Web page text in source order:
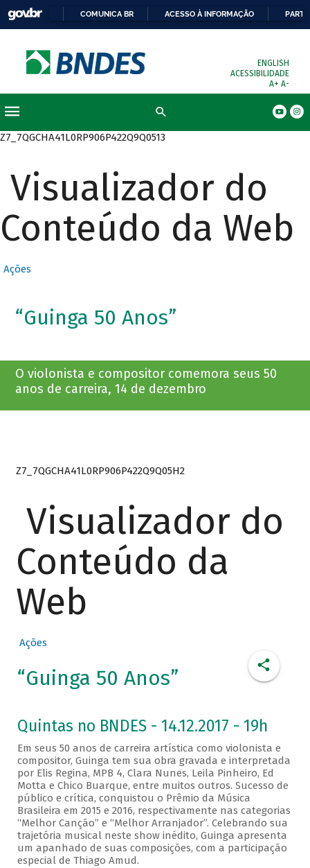
COMUNICA BR ACESSO À INFORMAÇÃO
ENGLISH
ACESSIBILIDADE
A+ A-
Z7_7QGCHA41L0RP906P422Q9Q0513
Visualizador do
Conteúdo da Web
Ações
“Guinga 50 Anos”
O violonista e compositor comemora seus 50
anos de carreira, 14 de dezembro
Z7_7QGCHA41L0RP906P422Q9Q05H2
Visualizador do
Conteúdo da
Web
Ações
“Guinga 50 Anos”
Quintas no BNDES - 14.12.2017 - 19h
Em seus 50 anos de carreira artística como violonista e
compositor, Guinga tem sua obra gravada e interpretada
por Elis Regina, MPB 4, Clara Nunes, Leila Pinheiro, Ed
Motta e Chico Buarque, entre muitos outros. Sucesso de
público e crítica, conquistou o Prêmio da Música
Brasileira em 2015 e 2016, respectivamente nas categorias
“Melhor Canção” e “Melhor Arranjador”. Celebrando sua
trajetória musical neste show inédito, Guinga apresenta
um apanhado de suas composições, com a participação
especial de Thiago Amud.